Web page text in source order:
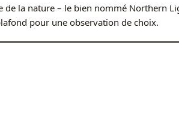
de la nature – le bien nommé Northern
pour une observation de choix.